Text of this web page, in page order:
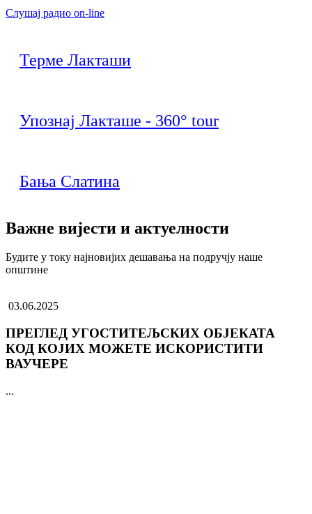
Слушај радио on-line
Терме Лакташи
Упознај Лакташе - 360° tour
Бања Слатина
Важне вијести и актуелности
Будите у току најновијих дешавања на подручју наше
општине
03.06.2025
ПРЕГЛЕД УГОСТИТЕЉСКИХ ОБЈЕКАТА
КОД КОЈИХ МОЖЕТЕ ИСКОРИСТИТИ
ВАУЧЕРЕ
...